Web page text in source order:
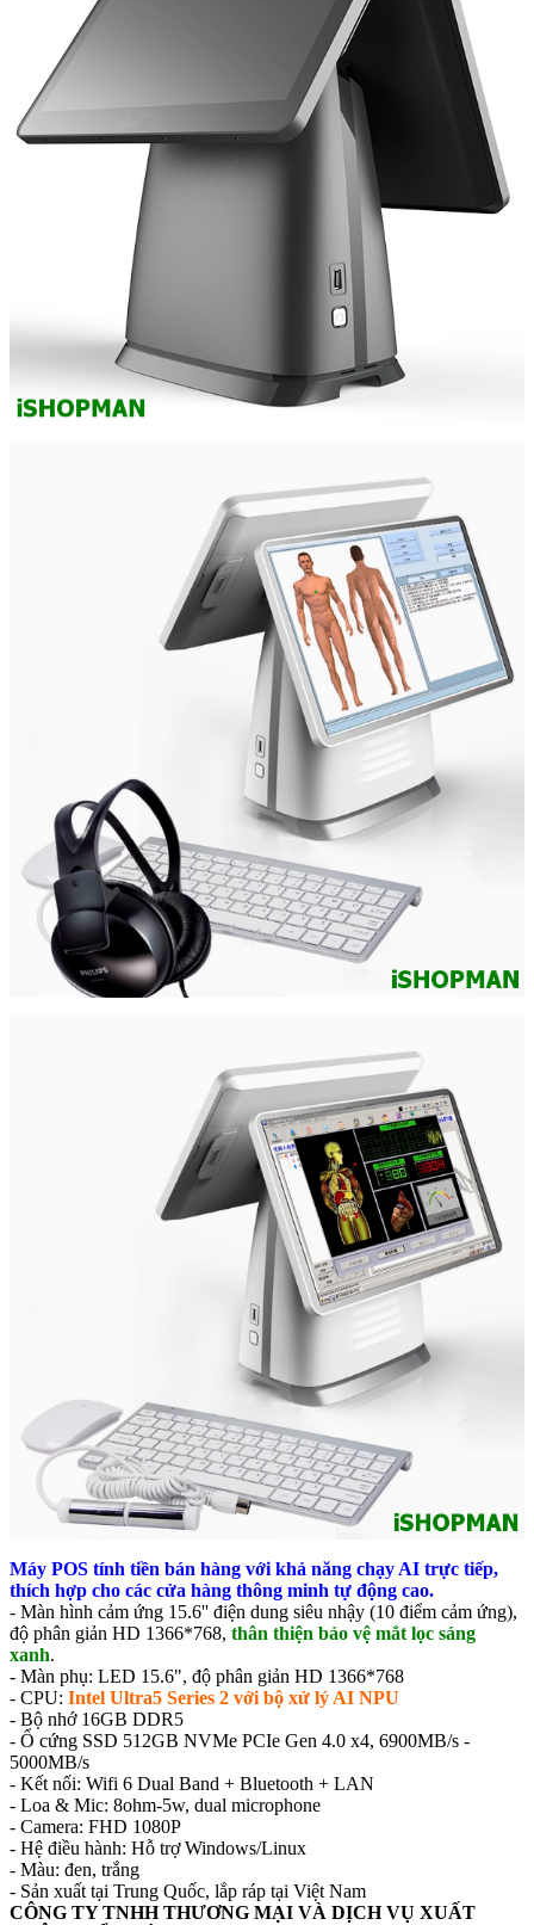
Máy POS tính tiền bán hàng với khả năng chạy AI trực tiếp,
thích hợp cho các cửa hàng thông minh tự động cao.
- Màn hình cảm ứng 15.6'' điện dung siêu nhậy (10 điểm cảm ứng),
độ phân giản HD 1366*768, thân thiện bảo vệ mắt lọc sáng
xanh.
- Màn phụ: LED 15.6", độ phân giản HD 1366*768
- CPU: Intel Ultra5 Series 2 với bộ xử lý AI NPU
- Bộ nhớ 16GB DDR5
- Ổ cứng SSD 512GB NVMe PCIe Gen 4.0 x4, 6900MB/s -
5000MB/s
- Kết nối: Wifi 6 Dual Band + Bluetooth + LAN
- Loa & Mic: 8ohm-5w, dual microphone
- Camera: FHD 1080P
- Hệ điều hành: Hỗ trợ Windows/Linux
- Màu: đen, trắng
- Sản xuất tại Trung Quốc, lắp ráp tại Việt Nam
CÔNG TY TNHH THƯƠNG MẠI VÀ DỊCH VỤ XUẤT